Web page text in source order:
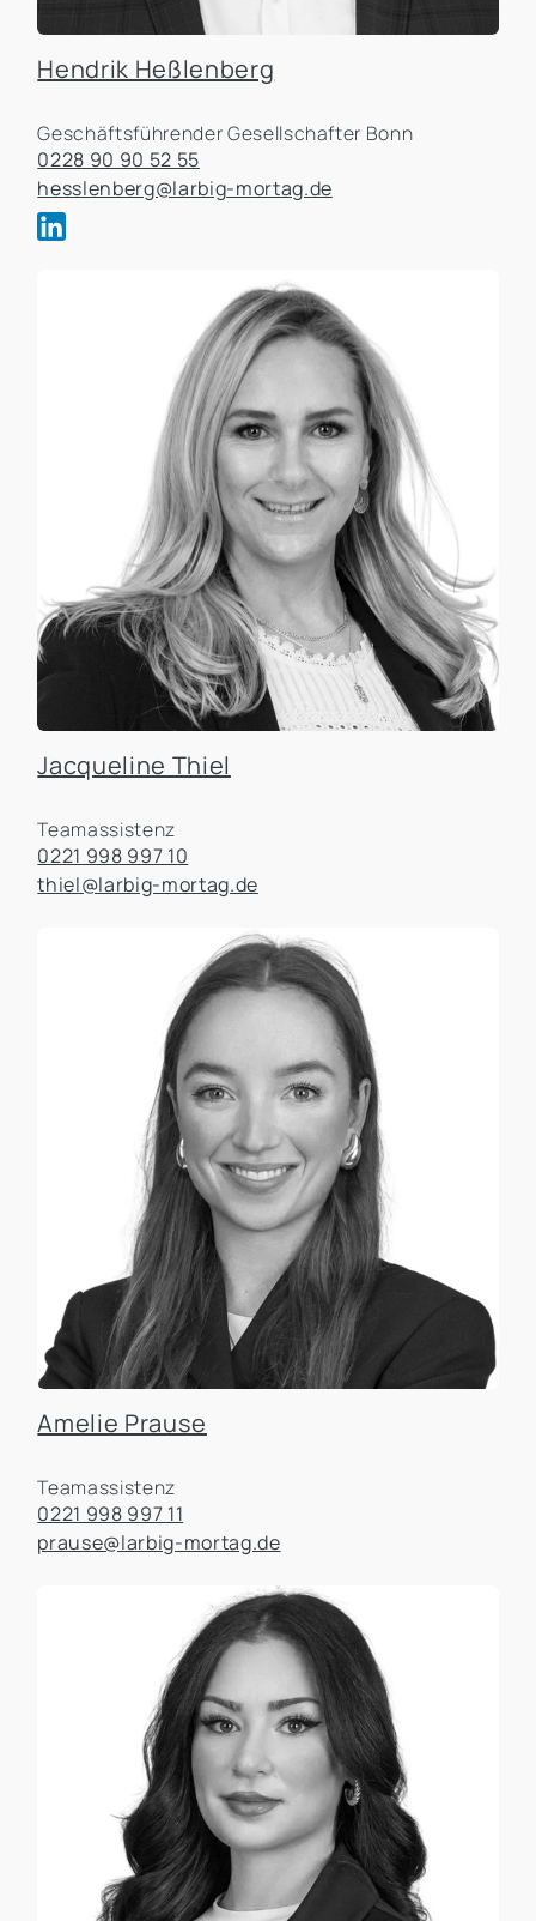
Hendrik Heßlenberg
Geschäftsführender Gesellschafter Bonn
0228 90 90 52 55
hesslenberg@larbig-mortag.de
Jacqueline Thiel
Teamassistenz
0221 998 997 10
thiel@larbig-mortag.de
Amelie Prause
Teamassistenz
0221 998 997 11
prause@larbig-mortag.de